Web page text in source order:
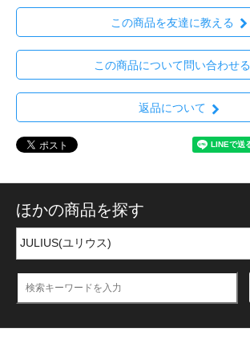
この商品を友達に教える
この商品について問い合わせる
返品について
ほかの商品を探す